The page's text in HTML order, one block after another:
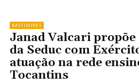
BASTIDORES
Janad Valcari propõe
da Seduc com
atuação na rede
Tocantins